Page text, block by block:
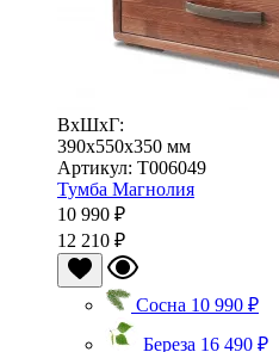
ВхШхГ:
390x550x350 мм
Артикул: Т006049
Тумба Магнолия
10 990 ₽
12 210 ₽
Сосна 10 990 ₽
Береза 16 490 ₽